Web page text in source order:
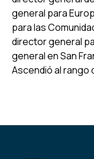
general para
para las
director general
general en San
Ascendió al rango